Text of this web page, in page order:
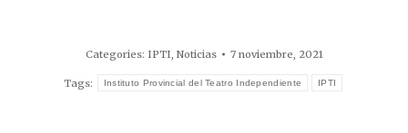
Categories: IPTI, Noticias 7 noviembre, 2021
Tags: Instituto Provincial del Teatro Independiente IPTI